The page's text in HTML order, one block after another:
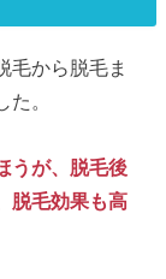
毛から脱毛ま
。
うが、脱毛後
脱毛効果も高